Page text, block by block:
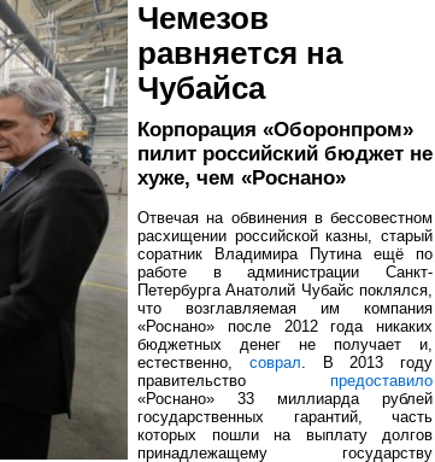
Чемезов
равняется на
Чубайса
Корпорация «Оборонпром»
пилит российский бюджет не
хуже, чем «Роснано»
Отвечая на обвинения в бессовестном
расхищении российской казны, старый
соратник Владимира Путина ещё по
работе в администрации Санкт-
Петербурга Анатолий Чубайс поклялся,
что возглавляемая им компания
«Роснано» после 2012 года никаких
бюджетных денег не получает и,
естественно, соврал. В 2013 году
правительство предоставило
«Роснано» 33 миллиарда рублей
государственных гарантий, часть
которых пошли на выплату долгов
принадлежащему государству